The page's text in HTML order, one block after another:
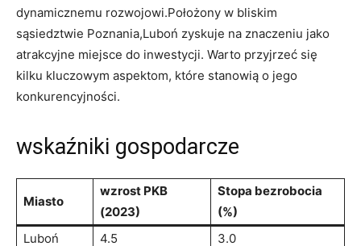
dynamicznemu rozwojowi.Położony w bliskim
sąsiedztwie Poznania,Luboń zyskuje na znaczeniu jako
atrakcyjne miejsce do inwestycji. Warto przyjrzeć się
kilku kluczowym aspektom, które stanowią o jego
konkurencyjności.
wskaźniki gospodarcze
Miasto
wzrost PKB
(2023)
Stopa bezrobocia
(%)
Luboń
4.5
3.0